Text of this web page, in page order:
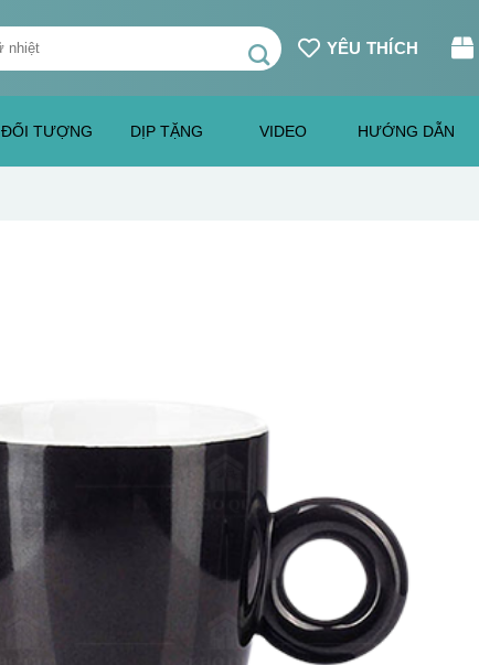
YÊU THÍCH
ĐỐI TƯỢNG DỊP TẶNG VIDEO HƯỚNG DẪN